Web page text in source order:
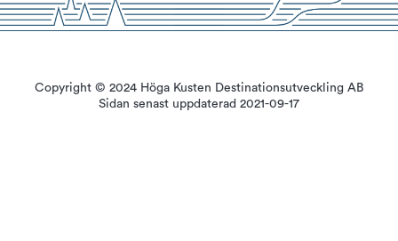
Copyright © 2024 Höga Kusten Destinationsutveckling AB
Sidan senast uppdaterad 2021-09-17